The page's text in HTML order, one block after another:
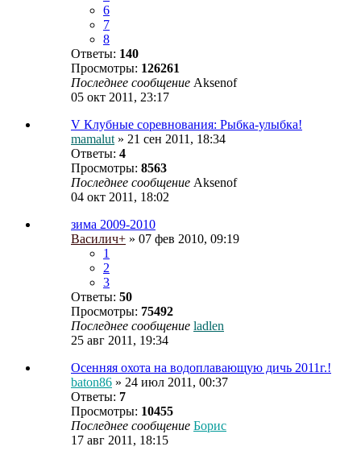
6
7
8
Ответы: 140
Просмотры: 126261
Последнее сообщение Aksenof
05 окт 2011, 23:17
V Клубные соревнования: Рыбка-улыбка!
mamalut » 21 сен 2011, 18:34
Ответы: 4
Просмотры: 8563
Последнее сообщение Aksenof
04 окт 2011, 18:02
зима 2009-2010
Василич+ » 07 фев 2010, 09:19
1
2
3
Ответы: 50
Просмотры: 75492
Последнее сообщение ladlen
25 авг 2011, 19:34
Осенняя охота на водоплавающую дичь 2011г.!
baton86 » 24 июл 2011, 00:37
Ответы: 7
Просмотры: 10455
Последнее сообщение Борис
17 авг 2011, 18:15